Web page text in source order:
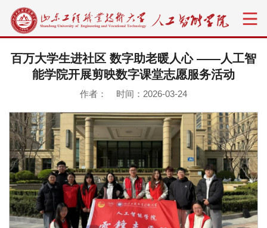
百万大学生进社区 数字助老暖人心 ——人工智
能学院开展剪映数字课堂志愿服务活动
作者： 时间：2026-03-24